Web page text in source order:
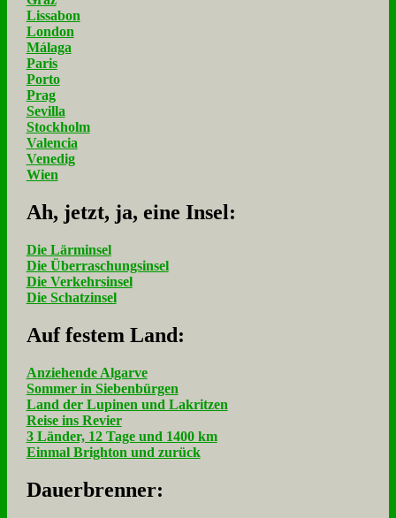
Lissabon
London
Málaga
Paris
Porto
Prag
Sevilla
Stockholm
Valencia
Venedig
Wien
Ah, jetzt, ja, ei­ne In­sel:
Die Lärminsel
Die Überraschungsinsel
Die Verkehrsinsel
Die Schatzinsel
Auf fe­stem Land:
Anziehende Algarve
Sommer in Siebenbürgen
Land der Lupinen und Lakritzen
Reise ins Revier
3 Länder, 12 Tage und 1400 km
Einmal Brighton und zurück
Dau­er­bren­ner: